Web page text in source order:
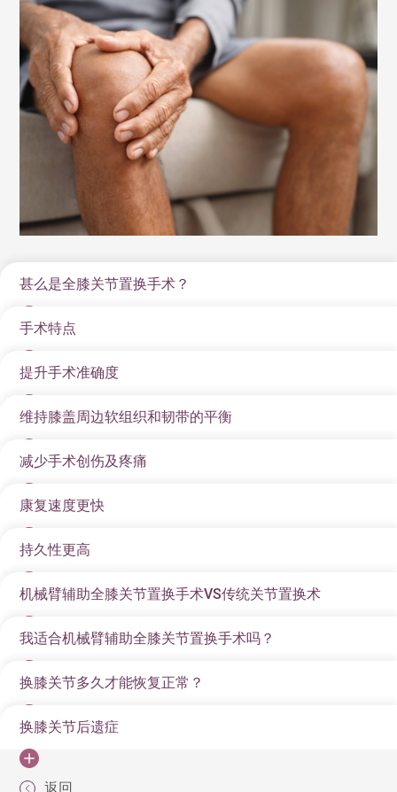
甚么是全膝关节置换手术？
全人工膝关节置换手术是利用人工关节取代受损的膝关
节的外科手术，适用于因各种原因导致的膝关节严重磨
损或损伤，例如退化性关节炎、类风湿性关节炎、创伤
性关节炎、骨坏死等。全人工膝关节置换手术的原理是
关节由金属和高分子聚乙烯制成，可以模仿自然膝关节
的运动功能。
手术特点
数位3D术前规划
在进行机械臂辅助全膝关节置换手术之前, 病人会预先进
术之前已经可以可以根据患者实质情况精确规划人工关
节假体尺寸和位置. 为手术作出准备。
提升手术准确度
手术过程中，医生会利用光学定位系统和精密的机械
臂，辅助进行切骨和植入人工关节，把误差减至1mm或
1度以内，提高手术的准确性和可预测性，令人工膝关节
放置的位置更理想和准确。
维持膝盖周边软组织和韧带的平衡
光学定位系统和机械臂辅助技术的应用，是维持膝盖周
边韧带和软组织平衡的关键。光学定位系统可以实时监
测患者膝关节的位置和骨骼的结构，并将数据传送到电
脑。医生可以根据这些数据精确地规划手术，避免对软
械臂系统会分析韧带软组织的松紧程度，让医生可以进
行更理想的术中规划，减少对韧带组织造成的伤害。
减少手术创伤及疼痛
机械臂辅助全膝关节置换手术比传统人工关节手术较为
微创，可以有效减少对软组织创伤，出血量减少，减低
手术的疼痛感及出现并发症的机会。
康复速度更快
利用机械臂辅助全膝关节置换手术, 配合崭新的术后快速
康复概念,患者通常可以在术后当天下床活动，并在数周
内恢复正常行走。 研究显示, 接受机械臂辅助全膝关节置
换手术的患者在术后的康复比传统人工关节手术更快. 住
复完全的功能。
持久性更高
随著医学进步，现时的人工关节的材料及设计已改良不
少。 现时有逾90%的人工关节的使用寿命可达10年，有
约80%的人工关节使用寿命可达20年或以上。
机械臂辅助全膝关节置换手术VS传统关节置换术
传统器械手术
机械臂辅助手术
评估韧带松紧度
我适合机械臂辅助全膝关节置换手术吗？
机械臂辅助全膝关节置换手术基本上适合所有需要进行
全膝关节置换手术的病人，但仍然需要经过骨科专科医
生的评估和判断哪一种手术方式最适合病人采用。
换膝关节多久才能恢复正常？
随著康复进展，患者可以逐渐恢复正常工作和生活。对
于静态工作，例如办公室内文书处理，患者通常在术后1
至2个月即可恢复正常工作。但如果从事粗重劳力工作，
换膝关节后遗症
返回